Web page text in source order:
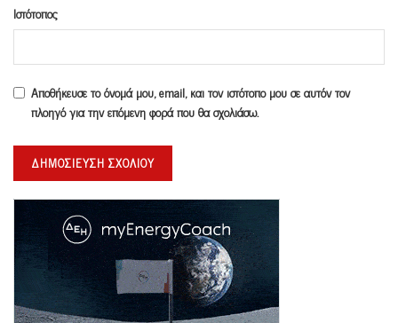
Ιστότοπος
Αποθήκευσε το όνομά μου, email, και τον ιστότοπο μου σε αυτόν τον
πλοηγό για την επόμενη φορά που θα σχολιάσω.